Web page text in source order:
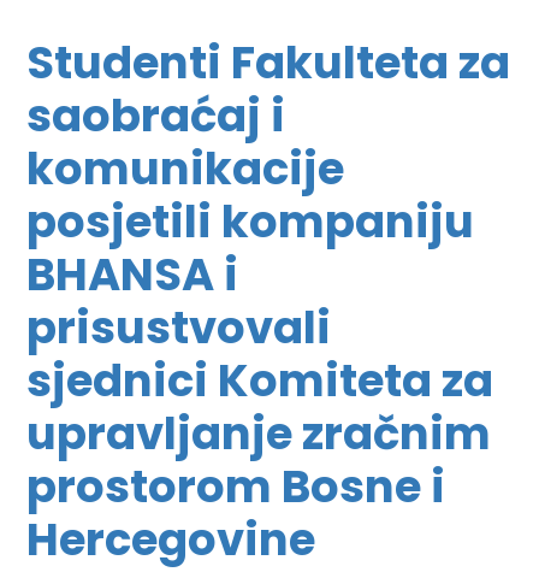
Studenti Fakulteta za
saobraćaj i
komunikacije
posjetili kompaniju
BHANSA i
prisustvovali
sjednici Komiteta za
upravljanje zračnim
prostorom Bosne i
Hercegovine